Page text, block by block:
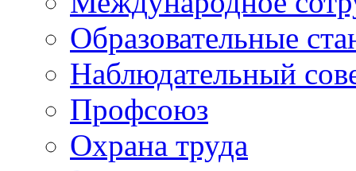
Образовательные
Наблюдательный
Профсоюз
Охрана труда